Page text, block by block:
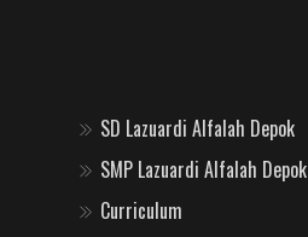
SD Lazuardi Alfalah Depok
SMP Lazuardi Alfalah Depok
Curriculum